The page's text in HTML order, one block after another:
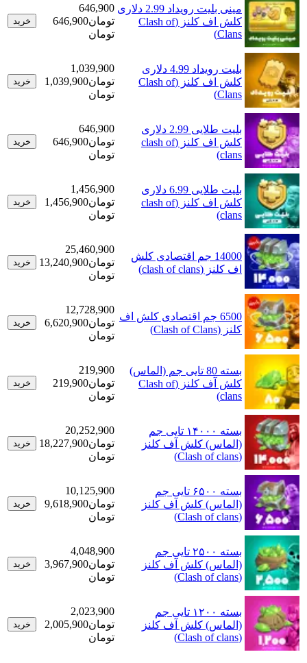
مینی بلیت رویداد 2.99 دلاری
کلش اف کلنز (Clash of
Clans)
646,900
تومان
646,900
خرید
بلیت رویداد 4.99 دلاری
کلش اف کلنز (Clash of
Clans)
1,039,900
تومان
1,039,900
خرید
بلیت طلایی 2.99 دلاری
کلش اف کلنز (clash of
clans)
646,900
تومان
646,900
خرید
بلیت طلایی 6.99 دلاری
کلش اف کلنز (clash of
clans)
1,456,900
تومان
1,456,900
خرید
14000 جم اقتصادی کلش
اف کلنز (clash of clans)
25,460,900
تومان
13,240,900
تومان
خرید
6500 جم اقتصادی کلش اف
کلنز (Clash of Clans)
12,728,900
تومان6,620,900
تومان
خرید
بسته 80 تایی جم (الماس)
کلش آف کلنز (Clash of
clans)
219,900
تومان
219,900
خرید
بسته ۱۴۰۰۰ تایی جم
(الماس) کلش آف کلنز
(Clash of clans)
20,252,900
تومان
18,227,900
خرید
بسته ۶۵۰۰ تایی جم
(الماس) کلش آف کلنز
(Clash of clans)
10,125,900
تومان
9,618,900
خرید
بسته ۲۵۰۰ تایی جم
(الماس) کلش آف کلنز
(Clash of clans)
4,048,900
تومان
3,967,900
خرید
بسته ۱۲۰۰ تایی جم
(الماس) کلش آف کلنز
(Clash of clans)
2,023,900
تومان
2,005,900
خرید